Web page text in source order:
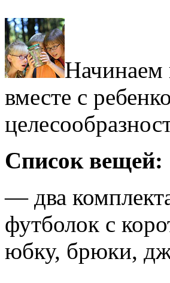
Начинаем
вместе с
Список вещей:
— два
футболок с
юбку, брюки,